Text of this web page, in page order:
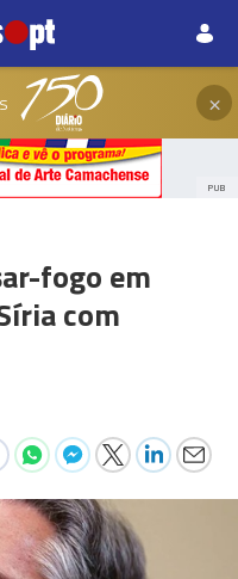
×
PUB
fogo em
com